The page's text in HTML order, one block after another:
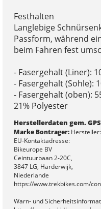
Festhalten
Langlebige
Passform, während
beim Fahren fest
- Fasergehalt (Liner):
- Fasergehalt (Sohle):
- Fasergehalt (oben):
21% Polyester
Herstellerdaten gem.
Marke Bontrager:
EU-Kontaktadresse:
Bikeurope BV
Ceintuurbaan 2-20C,
3847 LG, Harderwijk,
Niederlande
https://www.trekbikes.com/
Warn- und